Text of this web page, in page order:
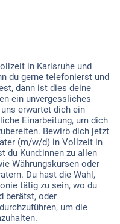
in Karlsruhe und
du gerne telefonierst und
dann ist dies deine
ein unvergessliches
erwartet dich ein
Einarbeitung, um dich
Bewirb dich jetzt
(m/w/d) in Vollzeit in
du Kund:innen zu allen
Währungskursen oder
Du hast die Wahl,
tätig zu sein, wo du
berätst, oder
um die